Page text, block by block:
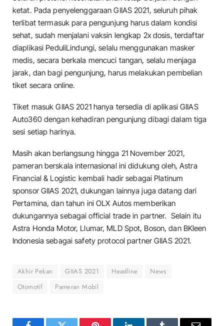
ketat. Pada penyelenggaraan GIIAS 2021, seluruh pihak
terlibat termasuk para pengunjung harus dalam kondisi
sehat, sudah menjalani vaksin lengkap 2x dosis, terdaftar
diaplikasi PeduliLindungi, selalu menggunakan masker
medis, secara berkala mencuci tangan, selalu menjaga
jarak, dan bagi pengunjung, harus melakukan pembelian
tiket secara online.
Tiket masuk GIIAS 2021 hanya tersedia di aplikasi GIIAS
Auto360 dengan kehadiran pengunjung dibagi dalam tiga
sesi setiap harinya.
Masih akan berlangsung hingga 21 November 2021,
pameran berskala internasional ini didukung oleh, Astra
Financial & Logistic kembali hadir sebagai Platinum
sponsor GIIAS 2021, dukungan lainnya juga datang dari
Pertamina, dan tahun ini OLX Autos memberikan
dukungannya sebagai official trade in partner. Selain itu
Astra Honda Motor, Llumar, MLD Spot, Boson, dan BKleen
Indonesia sebagai safety protocol partner GIIAS 2021.
Akhir Pekan GIIAS 2021 Headline
News
Otomotif
Pameran Mobil